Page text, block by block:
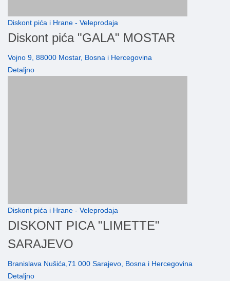
Diskont pića i Hrane - Veleprodaja
Diskont pića "GALA" MOSTAR
Vojno 9, 88000 Mostar, Bosna i Hercegovina
Detaljno
Diskont pića i Hrane - Veleprodaja
DISKONT PICA "LIMETTE"
SARAJEVO
Branislava Nušića,71 000 Sarajevo, Bosna i Hercegovina
Detaljno